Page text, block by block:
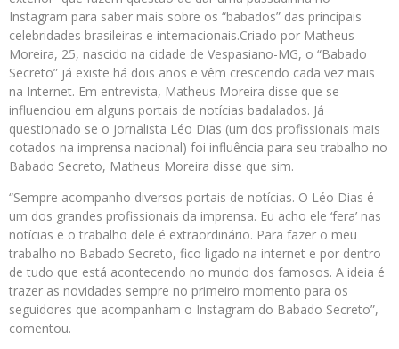
Instagram para saber mais sobre os “babados” das principais
celebridades brasileiras e internacionais.Criado por Matheus
Moreira, 25, nascido na cidade de Vespasiano-MG, o “Babado
Secreto” já existe há dois anos e vêm crescendo cada vez mais
na Internet. Em entrevista, Matheus Moreira disse que se
influenciou em alguns portais de notícias badalados. Já
questionado se o jornalista Léo Dias (um dos profissionais mais
cotados na imprensa nacional) foi influência para seu trabalho no
Babado Secreto, Matheus Moreira disse que sim.
“Sempre acompanho diversos portais de notícias. O Léo Dias é
um dos grandes profissionais da imprensa. Eu acho ele ‘fera’ nas
notícias e o trabalho dele é extraordinário. Para fazer o meu
trabalho no Babado Secreto, fico ligado na internet e por dentro
de tudo que está acontecendo no mundo dos famosos. A ideia é
trazer as novidades sempre no primeiro momento para os
seguidores que acompanham o Instagram do Babado Secreto”,
comentou.